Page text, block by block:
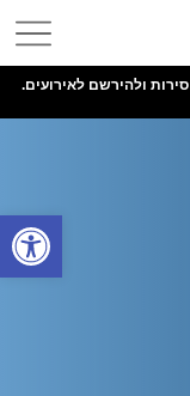
ולהירשם לאירועים.